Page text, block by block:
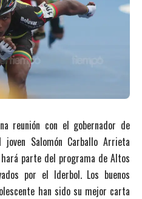
reunión con el gobernador de
joven Salomón Carballo Arrieta
parte del programa de Altos
por el Iderbol. Los buenos
han sido su mejor carta